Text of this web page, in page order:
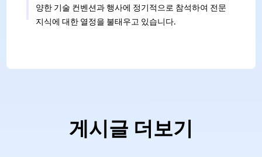
양한 기술 컨벤션과 행사에 정기적으로 참석하여 전문
지식에 대한 열정을 불태우고 있습니다.
게시글 더보기